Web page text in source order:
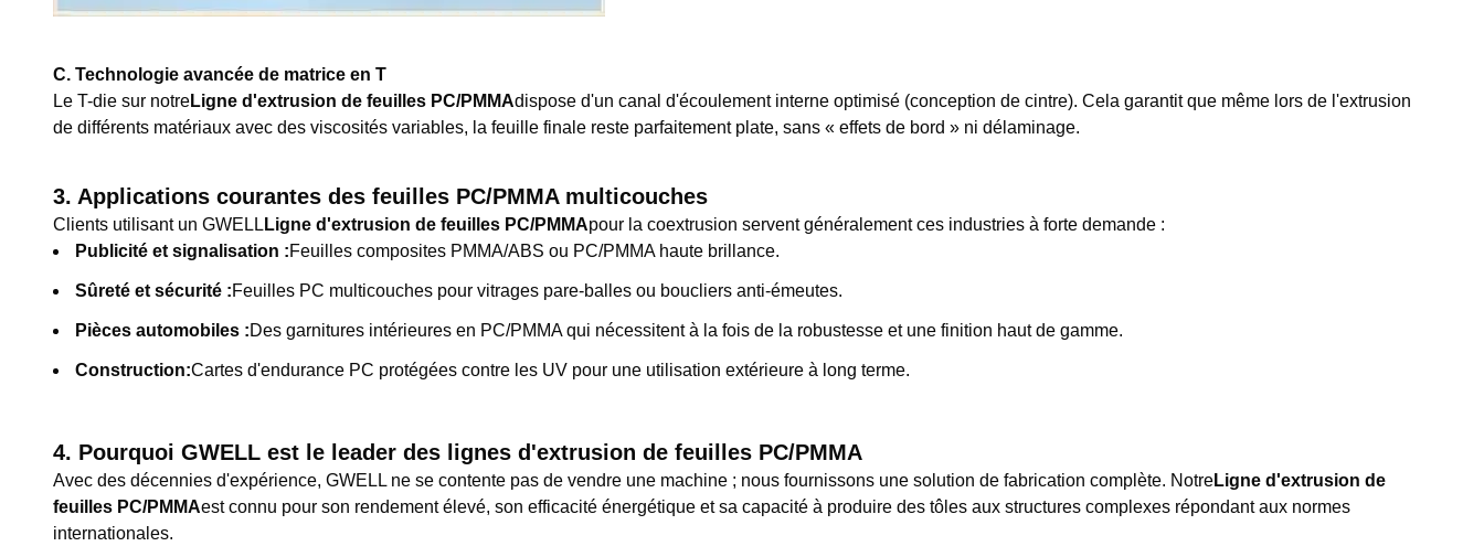
C. Technologie avancée de matrice en T
Le T-die sur notreLigne d'extrusion de feuilles PC/PMMAdispose d'un canal d'écoulement interne optimisé (conception de cintre). Cela garantit que même lors de l'extrusion
de différents matériaux avec des viscosités variables, la feuille finale reste parfaitement plate, sans « effets de bord » ni délaminage.
3. Applications courantes des feuilles PC/PMMA multicouches
Clients utilisant un GWELL Ligne d'extrusion de feuilles PC/PMMApour la coextrusion servent généralement ces industries à forte demande :
Publicité et signalisation :Feuilles composites PMMA/ABS ou PC/PMMA haute brillance.
Sûreté et sécurité :Feuilles PC multicouches pour vitrages pare-balles ou boucliers anti-émeutes.
Pièces automobiles :Des garnitures intérieures en PC/PMMA qui nécessitent à la fois de la robustesse et une finition haut de gamme.
Construction:Cartes d'endurance PC protégées contre les UV pour une utilisation extérieure à long terme.
4. Pourquoi GWELL est le leader des lignes d'extrusion de feuilles PC/PMMA
Avec des décennies d'expérience, GWELL ne se contente pas de vendre une machine ; nous fournissons une solution de fabrication complète. NotreLigne d'extrusion de
feuilles PC/PMMAest connu pour son rendement élevé, son efficacité énergétique et sa capacité à produire des tôles aux structures complexes répondant aux normes
internationales.